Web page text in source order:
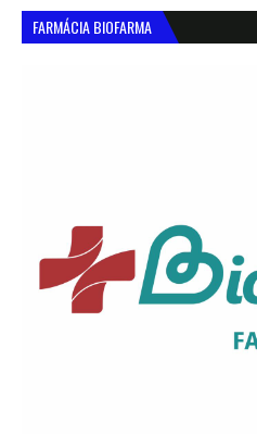
FARMÁCIA BIOFARMA